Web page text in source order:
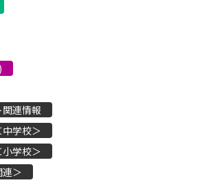
連情報
学校＞
学校＞
＞